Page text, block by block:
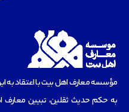
مؤسسه‌ معارف اهل بیت با اعتقاد به این
به حکم حدیث ثقلین، تبیین معارف